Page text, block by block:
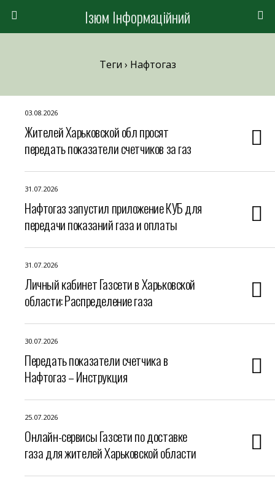
Ізюм Інформаційний
Теги › Нафтогаз
03.08.2026
Жителей Харьковской обл просят
передать показатели счетчиков за газ
31.07.2026
Нафтогаз запустил приложение КУБ для
передачи показаний газа и оплаты
31.07.2026
Личный кабинет Газсети в Харьковской
области: Распределение газа
30.07.2026
Передать показатели счетчика в
Нафтогаз – Инструкция
25.07.2026
Онлайн-сервисы Газсети по доставке
газа для жителей Харьковской области